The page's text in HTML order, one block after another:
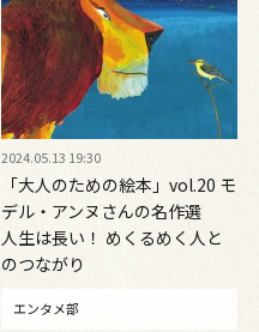
2024.05.13 19:30
「大人のための絵本」vol.20 モ
デル・アンヌさんの名作選
人生は長い！ めくるめく人と
のつながり
エンタメ部